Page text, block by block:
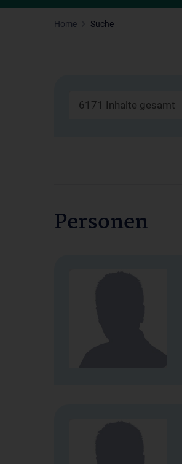
Home Suche
6171 Inhalte gesamt
Personen